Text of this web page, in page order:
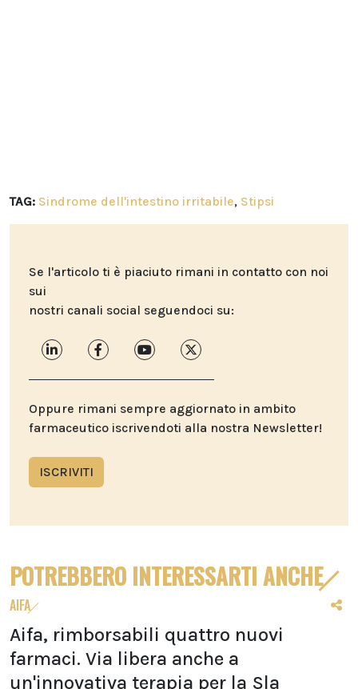
TAG: Sindrome dell'intestino irritabile, Stipsi
Se l'articolo ti è piaciuto rimani in contatto con noi
sui
nostri canali social seguendoci su:
Oppure rimani sempre aggiornato in ambito
farmaceutico iscrivendoti alla nostra Newsletter!
ISCRIVITI
POTREBBERO INTERESSARTI ANCHE
AIFA
Aifa, rimborsabili quattro nuovi
farmaci. Via libera anche a
un'innovativa terapia per la Sla